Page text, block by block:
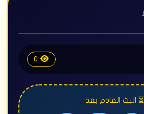
0
⏳ البث القادم بعد